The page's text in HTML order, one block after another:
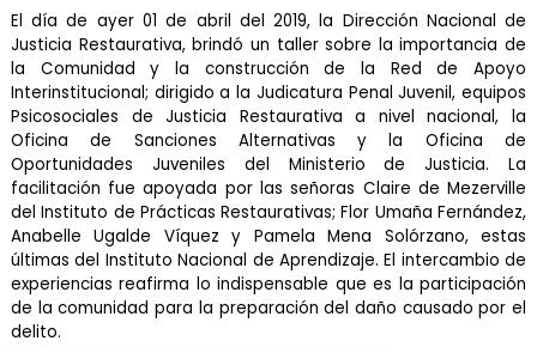
El día de ayer 01 de abril del 2019, la Dirección Nacional de
Justicia Restaurativa, brindó un taller sobre la importancia de
la Comunidad y la construcción de la Red de Apoyo
Interinstitucional; dirigido a la Judicatura Penal Juvenil, equipos
Psicosociales de Justicia Restaurativa a nivel nacional, la
Oficina de Sanciones Alternativas y la Oficina de
Oportunidades Juveniles del Ministerio de Justicia. La
facilitación fue apoyada por las señoras Claire de Mezerville
del Instituto de Prácticas Restaurativas; Flor Umaña Fernández,
Anabelle Ugalde Víquez y Pamela Mena Solórzano, estas
últimas del Instituto Nacional de Aprendizaje. El intercambio de
experiencias reafirma lo indispensable que es la participación
de la comunidad para la preparación del daño causado por el
delito.